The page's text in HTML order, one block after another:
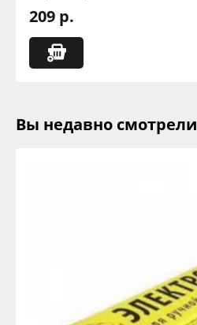
209 р.
Вы недавно смотрели